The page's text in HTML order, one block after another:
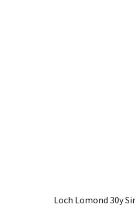
Loch Lomond 30y